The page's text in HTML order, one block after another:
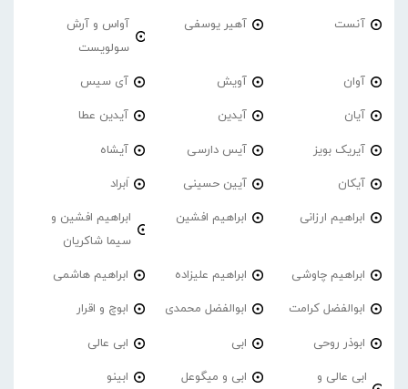
آنست آهیر یوسفی
آواس و آرش
سولویست
آوان آویش آی سیس
آیان آیدین آیدین عطا
آیریک بویز آیس دارسی آیشاه
آیکان آیین حسینی اَبراد
ابراهیم ارزانی ابراهیم افشین
ابراهیم افشین و
سیما شاکریان
ابراهیم چاوشی ابراهیم علیزاده ابراهیم هاشمی
ابوالفضل کرامت ابوالفضل محمدی ابوچ و اقرار
ابوذر روحی ابی ابی عالی
ابی عالی و
ابی و میگوعل ابینو